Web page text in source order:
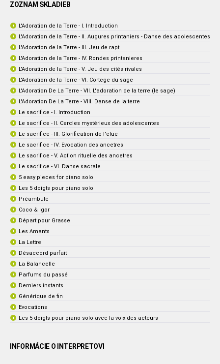
ZOZNAM SKLADIEB
L'Adoration de la Terre - I. Introduction
L'Adoration de la Terre - II. Augures printaniers - Danse des adolescentes
L'Adoration de la Terre - III. Jeu de rapt
L'Adoration de la Terre - IV. Rondes printanieres
L'Adoration de la Terre - V. Jeu des cités rivales
L'Adoration de la Terre - VI. Cortege du sage
L'Adoration De La Terre - VII. L'adoration de la terre (le sage)
L'Adoration De La Terre - VIII. Danse de la terre
Le sacrifice - I. Introduction
Le sacrifice - II. Cercles mystérieux des adolescentes
Le sacrifice - III. Glorification de l'elue
Le sacrifice - IV. Evocation des ancetres
Le sacrifice - V. Action rituelle des ancetres
Le sacrifice - VI. Danse sacrale
5 easy pieces for piano solo
Les 5 doigts pour piano solo
Préambule
Coco & Igor
Départ pour Grasse
Les Amants
La Lettre
Désaccord parfait
La Balancelle
Parfums du passé
Derniers instants
Générique de fin
Evocations
Les 5 doigts pour piano solo avec la voix des acteurs
INFORMÁCIE O INTERPRETOVI